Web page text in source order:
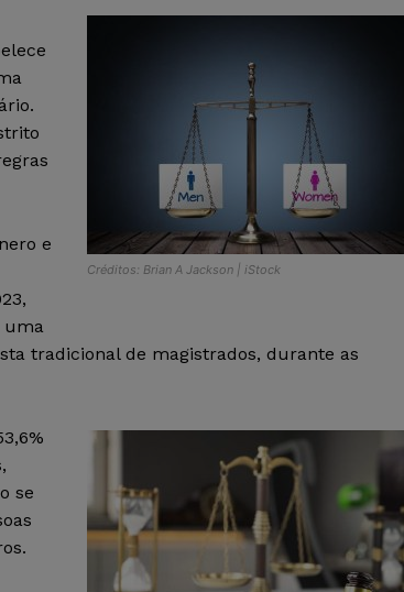
Créditos: Brian A Jackson | iStock
e
uma
tradicional de magistrados, durante as
se